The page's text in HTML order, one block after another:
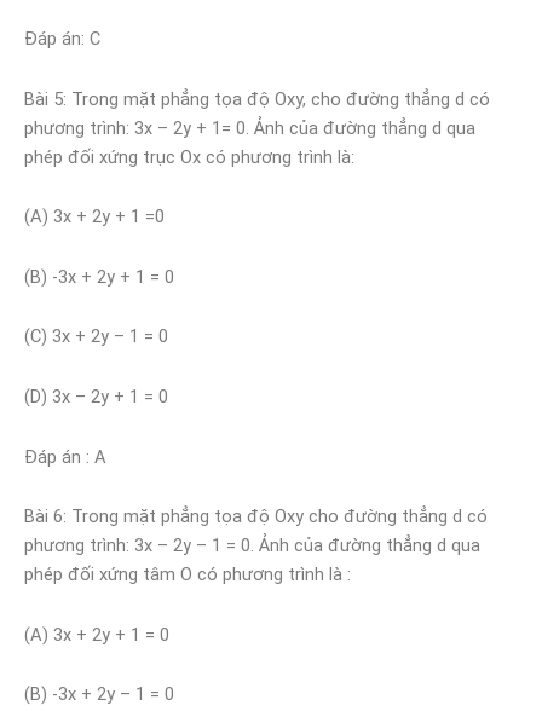
Đáp án: C
Bài 5: Trong mặt phẳng tọa độ Oxy, cho đường thẳng d có
phương trình: 3x – 2y + 1= 0. Ảnh của đường thẳng d qua
phép đối xứng trục Ox có phương trình là:
(A) 3x + 2y + 1 =0
(B) -3x + 2y + 1 = 0
(C) 3x + 2y – 1 = 0
(D) 3x – 2y + 1 = 0
Đáp án : A
Bài 6: Trong mặt phẳng tọa độ Oxy cho đường thẳng d có
phương trình: 3x – 2y – 1 = 0. Ảnh của đường thẳng d qua
phép đối xứng tâm O có phương trình là :
(A) 3x + 2y + 1 = 0
(B) -3x + 2y – 1 = 0